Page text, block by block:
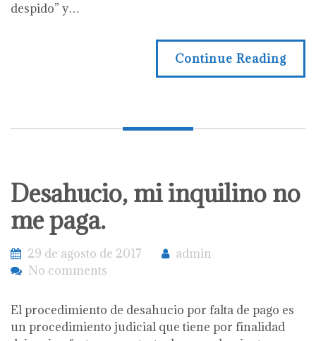
despido” y…
Continue Reading
Desahucio, mi inquilino no
me paga.
29 de agosto de 2017
admin
No comments
El procedimiento de desahucio por falta de pago es
un procedimiento judicial que tiene por finalidad